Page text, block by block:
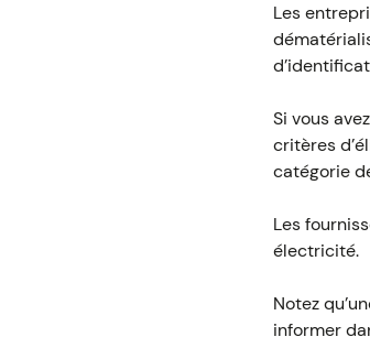
Les
Si vous
critères
catégorie
Les
électricité.
Notez
informer